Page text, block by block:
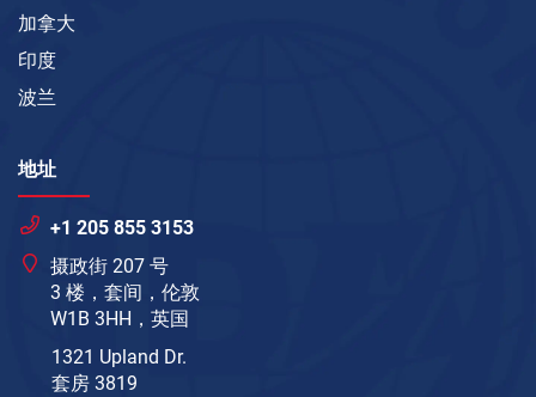
加拿大
印度
波兰
地址
+1 205 855 3153
摄政街 207 号
3 楼，套间，伦敦
W1B 3HH，英国
1321 Upland Dr.
套房 3819